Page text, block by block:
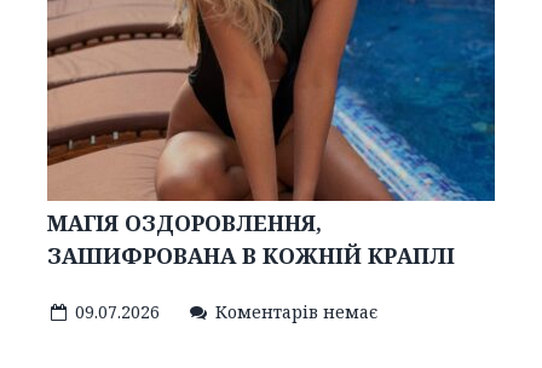
МАГІЯ ОЗДОРОВЛЕННЯ,
ЗАШИФРОВАНА В КОЖНІЙ КРАПЛІ
09.07.2026 Коментарів немає